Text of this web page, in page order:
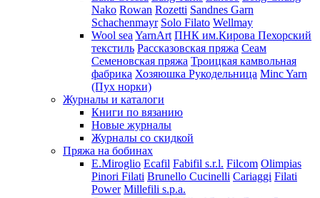
Nako Rowan Rozetti Sandnes Garn
Schachenmayr Solo Filato Wellmay
Wool sea YarnArt ПНК им.Кирова Пехорский
текстиль Рассказовская пряжа Сеам
Семеновская пряжа Троицкая камвольная
фабрика Хозяюшка Рукодельница Minc Yarn
(Пух норки)
Журналы и каталоги
Книги по вязанию
Новые журналы
Журналы со скидкой
Пряжа на бобинах
E.Miroglio Ecafil Fabifil s.r.l. Filcom Olimpias
Pinori Filati Brunello Cucinelli Cariaggi Filati
Power Millefili s.p.a.